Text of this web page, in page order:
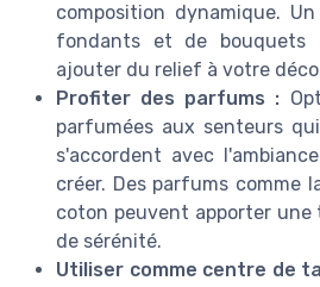
composition dynamique.
fondants et de bouquets
ajouter du relief à votre
Profiter des parfums :
parfumées aux senteurs
s'accordent avec
créer. Des parfums comme
coton peuvent apporter
de sérénité.
Utiliser comme centre de